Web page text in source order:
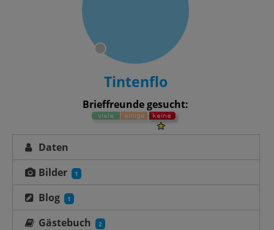
Tintenflo
Brieffreunde gesucht:
Daten
Bilder
1
Blog 1
Gästebuch 2